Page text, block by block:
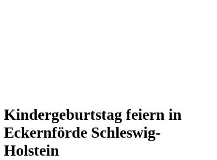
Kindergeburtstag feiern in
Eckernförde Schleswig-
Holstein